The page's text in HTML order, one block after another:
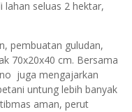
lahan seluas 2 hektar,
pembuatan guludan,
70x20x40 cm. Bersama
juga mengajarkan
untung lebih banyak
aman, perut